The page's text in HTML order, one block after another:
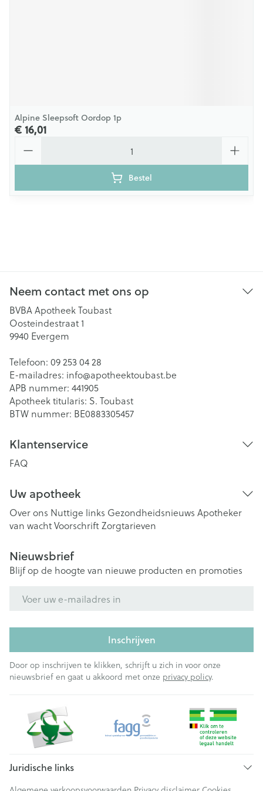
Alpine Sleepsoft Oordop 1p
€ 16,01
Bestel
Neem contact met ons op
BVBA Apotheek Toubast
Oosteindestraat 1
9940 Evergem
Telefoon: 09 253 04 28
E-mailadres: info@apotheektoubast.be
APB nummer: 441905
Apotheek titularis: S. Toubast
BTW nummer: BE0883305457
Klantenservice
FAQ
Uw apotheek
Over ons Nuttige links Gezondheidsnieuws Apotheker
van wachtVoorschriftZorgtarieven
Nieuwsbrief
Blijf op de hoogte van nieuwe producten en promoties
Inschrijven
Door op inschrijven te klikken, schrijft u zich in voor onze
nieuwsbrief en gaat u akkoord met onze privacy policy.
Juridische links